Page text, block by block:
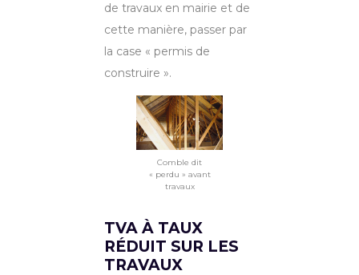
de travaux en mairie et de
cette manière, passer par
la case « permis de
construire ».
Comble dit
« perdu » avant
travaux
TVA À TAUX
RÉDUIT SUR LES
TRAVAUX